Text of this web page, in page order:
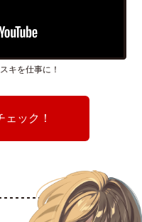
キを仕事に！
ック！